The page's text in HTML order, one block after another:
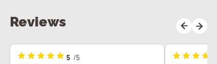
Reviews
5 /5